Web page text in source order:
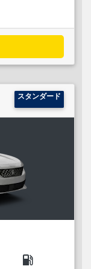
スタンダード
local_gas_station